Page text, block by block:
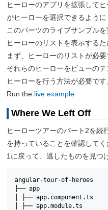
ヒーローのアプリを拡張して
がヒーローを選択できるよう
このパーツのライブサンプルを
ヒーローのリストを表示する
まず、ヒーローのリストが必要
それらのヒーローをビューの
ヒーローを行う方法が必要です
Run the live example
Where We Left Off
ヒーローツアーのパート2を続
を持っていることを確認して
1に戻って、逃したものを見つ
angular-tour-of-heroes
├── app
│ ├── app.component.ts
│ ├── app.module.ts